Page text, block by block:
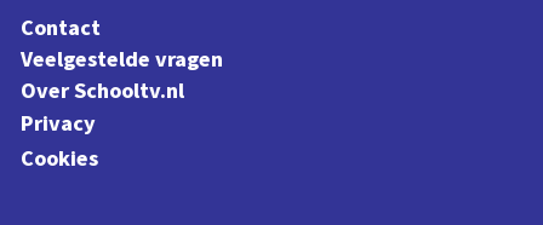
Contact
Veelgestelde vragen
Over Schooltv.nl
Privacy
Cookies